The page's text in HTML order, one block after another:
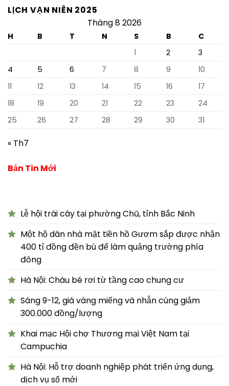
LỊCH VẠN NIÊN 2025
Tháng 8 2026
H B T N S B
C
1
2
3
4
5 6 7 8 9
10
11
12 13 14 15 16
17
18
19 20 21 22 23
24
25
26 27 28 29 30 31
« Th7
Bản Tin Mới
Lễ hội trái cây tại phường Chũ, tỉnh Bắc Ninh
Một hộ dân nhà mặt tiền hồ Gươm sắp được nhận
400 tỉ đồng đền bù để làm quảng trường phía
đông
Hà Nội: Cháu bé rơi từ tầng cao chung cư
Sáng 9-12, giá vàng miếng và nhẫn cùng giảm
300.000 đồng/lượng
Khai mạc Hội chợ Thương mại Việt Nam tại
Campuchia
Hà Nội: Hỗ trợ doanh nghiệp phát triển ứng dụng,
dịch vụ số mới